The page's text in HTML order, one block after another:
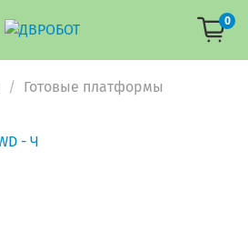
0
Готовые платформы